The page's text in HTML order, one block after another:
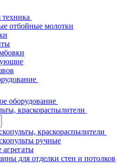
отбойные молотки
оборудование
краскораспылители
краскораспылители
ручные
для отделки стен и потолков